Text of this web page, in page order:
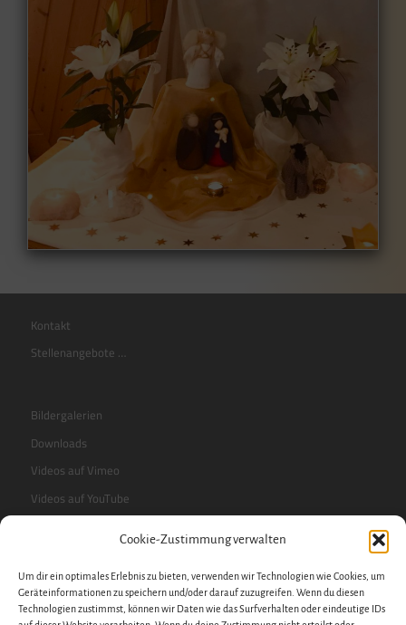
Cookie-Zustimmung verwalten
Um dir ein optimales Erlebnis zu bieten, verwenden wir Technologien wie Cookies, um
Geräteinformationen zu speichern und/oder darauf zuzugreifen. Wenn du diesen
Technologien zustimmst, können wir Daten wie das Surfverhalten oder eindeutige IDs
Kontakt
Stellenangebote …
Bildergalerien
Downloads
Videos auf Vimeo
Videos auf YouTube
Sidebar